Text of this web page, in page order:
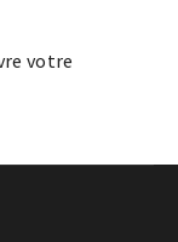
votre